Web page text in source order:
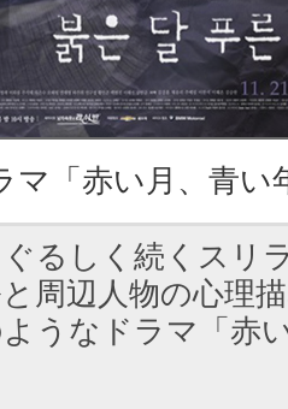
マ「赤い月、青い
るしく続くスリ
周辺人物の心理
うなドラマ「赤